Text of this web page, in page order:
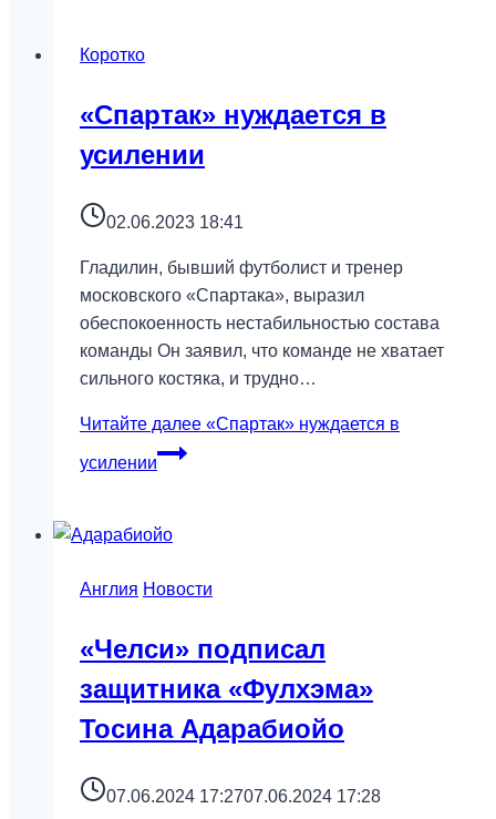
Коротко
«Спартак» нуждается в
усилении
02.06.2023 18:41
Гладилин, бывший футболист и тренер
московского «Спартака», выразил
обеспокоенность нестабильностью состава
команды Он заявил, что команде не хватает
сильного костяка, и трудно…
Читайте далее «Спартак» нуждается в
усилении
Англия Новости
«Челси» подписал
защитника «Фулхэма»
Тосина Адарабиойо
07.06.2024 17:2707.06.2024 17:28